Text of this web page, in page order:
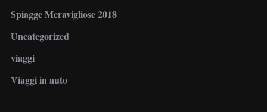
Spiagge Meravigliose 2018
Uncategorized
viaggi
Viaggi in auto